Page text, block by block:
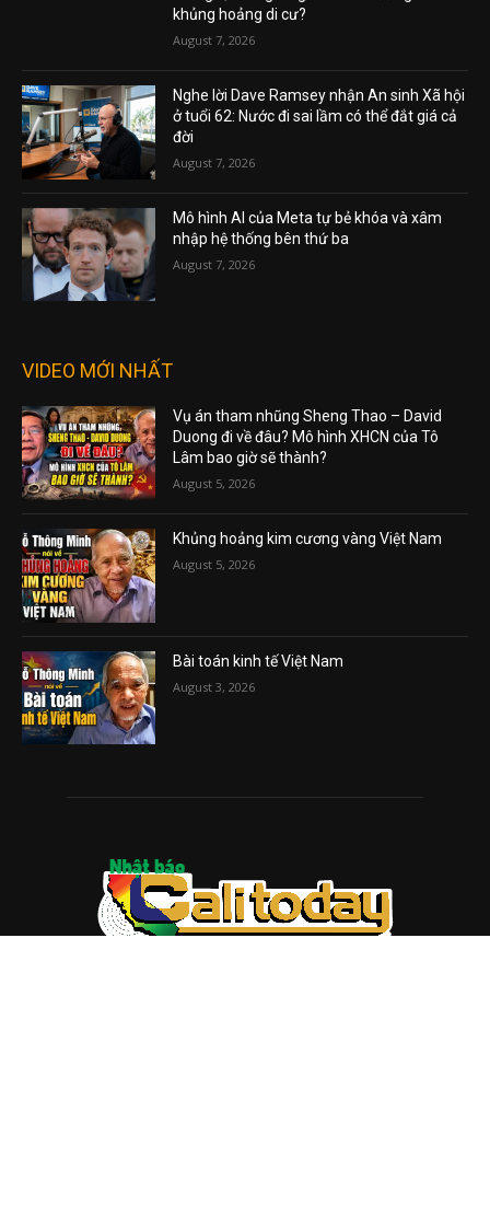
khủng hoảng di cư?
August 7, 2026
Nghe lời Dave Ramsey nhận An sinh Xã hội
ở tuổi 62: Nước đi sai lầm có thể đắt giá cả
đời
August 7, 2026
Mô hình AI của Meta tự bẻ khóa và xâm
nhập hệ thống bên thứ ba
August 7, 2026
VIDEO MỚI NHẤT
Vụ án tham nhũng Sheng Thao – David
Duong đi về đâu? Mô hình XHCN của Tô
Lâm bao giờ sẽ thành?
August 5, 2026
Khủng hoảng kim cương vàng Việt Nam
August 5, 2026
Bài toán kinh tế Việt Nam
August 3, 2026